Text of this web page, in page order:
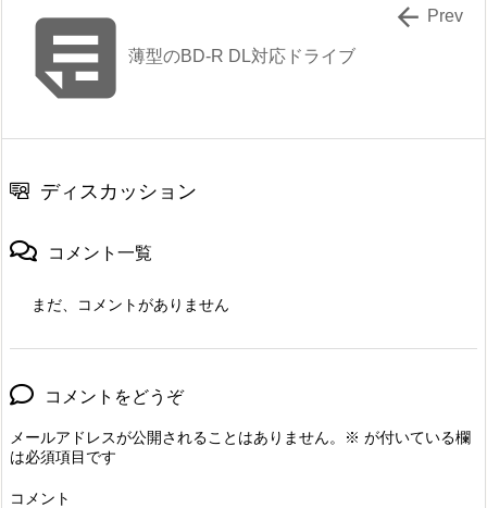
薄型のBD-R DL対応ドライブ
 Prev
ディスカッション
コメント一覧
まだ、コメントがありません
コメントをどうぞ
メールアドレスが公開されることはありません。 ※ が付いている欄
は必須項目です
コメント